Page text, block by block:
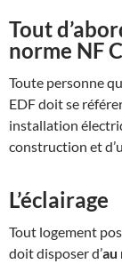
Tout
norme NF
Toute personne
EDF doit se
installation
construction et
L’éclairage
Tout logement
doit disposer d’au